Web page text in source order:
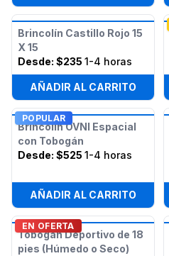
Brincolín Castillo Rojo 15
X 15
Desde: $235 1-4 horas
AÑADIR AL CARRITO
POPULAR
Brincolín OVNI Espacial
con Tobogán
Desde: $525 1-4 horas
AÑADIR AL CARRITO
EN OFERTA
Tobogán Deportivo de 18
pies (Húmedo o Seco)